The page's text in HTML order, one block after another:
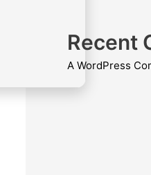
Recent
A WordPress